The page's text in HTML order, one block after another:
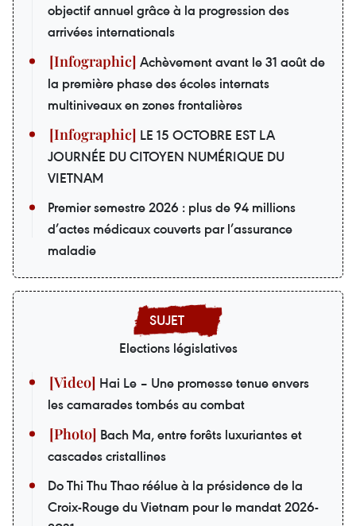
objectif annuel grâce à la progression des
arrivées internationals
Achèvement avant le 31 août de
la première phase des écoles internats
multiniveaux en zones frontalières
LE 15 OCTOBRE EST LA
JOURNÉE DU CITOYEN NUMÉRIQUE DU
VIETNAM
Premier semestre 2026 : plus de 94 millions
d’actes médicaux couverts par l’assurance
maladie
Elections législatives
Hai Le – Une promesse tenue envers
les camarades tombés au combat
Bach Ma, entre forêts luxuriantes et
cascades cristallines
Do Thi Thu Thao réélue à la présidence de la
Croix-Rouge du Vietnam pour le mandat 2026-